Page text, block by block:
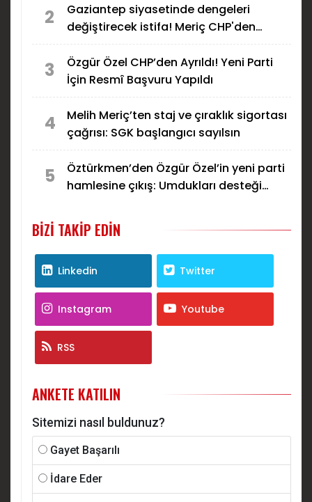
2
Gaziantep siyasetinde dengeleri
değiştirecek istifa! Meriç CHP'den
3
Özgür Özel CHP’den Ayrıldı! Yeni Parti
İçin Resmî Başvuru Yapıldı
4
Melih Meriç’ten staj ve çıraklık sigortası
çağrısı: SGK başlangıcı sayılsın
5
Öztürkmen’den Özgür Özel’in yeni parti
hamlesine çıkış: Umdukları desteği
BIZI TAKIP EDIN
Linkedin Twitter
Instagram Youtube
RSS
ANKETE KATILIN
Sitemizi nasıl buldunuz?
Gayet Başarılı
İdare Eder